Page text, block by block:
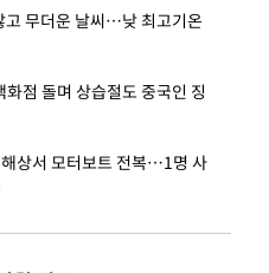
고 무더운 날씨…낮 최고기온
화점 돌며 상습절도 중국인 징
상서 모터보트 전복…1명 사